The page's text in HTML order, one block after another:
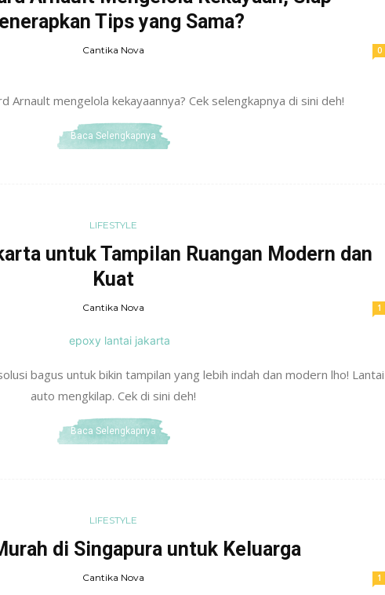
Tips yang Sama?
Cantika Nova 0
Arnault mengelola kekayaannya? Cek selengkapnya di sini deh!
Baca Selengkapnya
LIFESTYLE
untuk Tampilan Ruangan Modern dan
Kuat
Cantika Nova 1
bagus untuk bikin tampilan yang lebih indah dan modern lho! Lantai
auto mengkilap. Cek di sini deh!
Baca Selengkapnya
LIFESTYLE
di Singapura untuk Keluarga
Cantika Nova 1